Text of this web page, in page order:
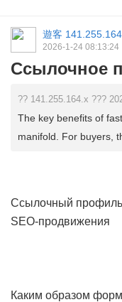
遊客
2026-1-24 08:13:24
Ссылочное
?? 141.255.164.x ???
The key benefits of
manifold. For buyers,
Ссылочный
SEO-продвижения
Каким образом